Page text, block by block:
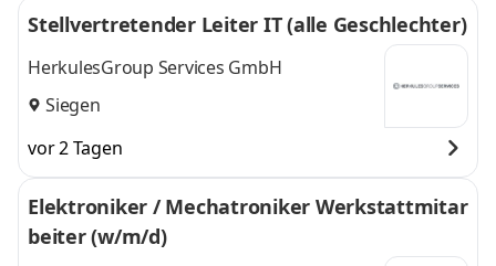
Stellvertretender Leiter IT (alle Geschlechter)
HerkulesGroup Services GmbH
Siegen
vor 2 Tagen
Elektroniker / Mechatroniker Werkstattmitar
beiter (w/m/d)